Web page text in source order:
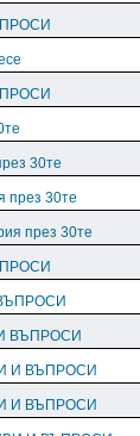
30те
през 30те
през 30те
ВЪПРОСИ
И ВЪПРОСИ
И ВЪПРОСИ